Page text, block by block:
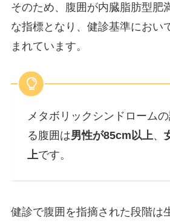
そのため、腹囲が内臓脂肪型肥
な指標となり、健診基準におい
まれています。
メタボリックシンドローム
る腹囲は男性が85cm以上、
上です。
健診で腹囲を指摘された段階は